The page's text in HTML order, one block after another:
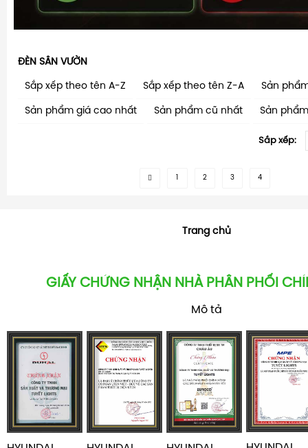
ĐÈN SÂN VƯỜN
Sắp xếp theo tên A-Z Sắp xếp theo tên Z-A Sản
Sản phẩm giá cao nhất Sản phẩm cũ nhất Sản
Sắp xếp:
1 2 3 4
Trang chủ
GIẤY CHỨNG NHẬN NHÀ PHÂN PHỐI
Mô tả